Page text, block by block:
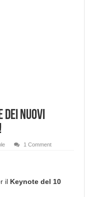
nuovi
1 Comment
il Keynote del 10